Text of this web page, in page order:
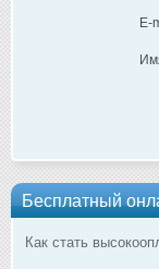
E-
Бесплатный
Как стать